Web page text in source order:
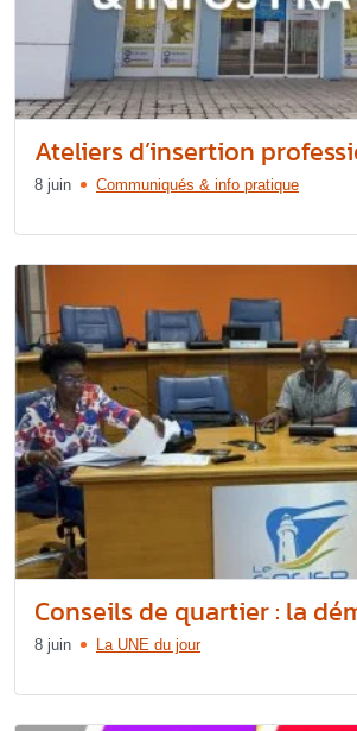
Ateliers d’insertion
8 juin Communiqués & info pratique
Conseils de quartier : la
8 juin La UNE du jour